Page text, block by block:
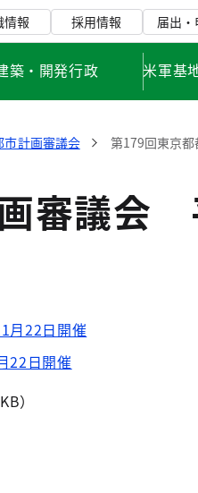
情報 採用情報 届出
築・開発行政 米軍基
市計画審議会 第179回東京
審議会
月22日開催
22日開催
）